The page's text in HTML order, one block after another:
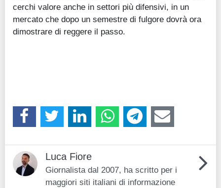
cerchi valore anche in settori più difensivi, in un
mercato che dopo un semestre di fulgore dovrà ora
dimostrare di reggere il passo.
Luca Fiore
Giornalista dal 2007, ha scritto per i
maggiori siti italiani di informazione